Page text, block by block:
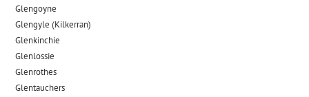
Glengoyne
Glengyle (Kilkerran)
Glenkinchie
Glenlossie
Glenrothes
Glentauchers